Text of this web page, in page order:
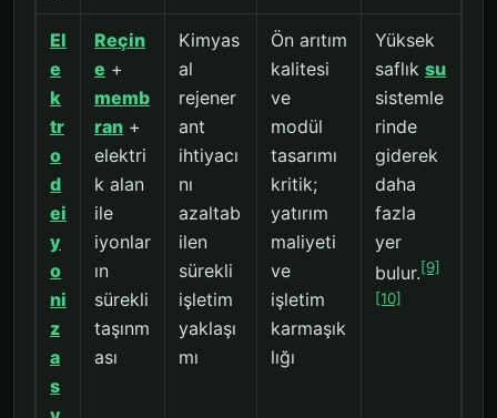
El
e
k
tr
o
d
ei
y
o
ni
z
a
s
Reçin
e +
memb
ran +
elektri
k alan
ile
iyonlar
ın
sürekli
taşınm
ası
Kimyas
al
rejener
ant
ihtiyacı
nı
azaltab
ilen
sürekli
işletim
yaklaşı
mı
Ön arıtım
kalitesi
ve
modül
tasarımı
kritik;
yatırım
maliyeti
ve
işletim
karmaşık
lığı
Yüksek
saflık su
sistemle
rinde
giderek
daha
fazla
yer
bulur.[9]
[10]